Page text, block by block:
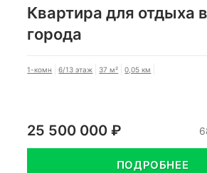
Квартира в Золотом
треугольнике 63 кв. м
2-комн 5/17 этаж 63 м² 1,2 км
25 500 000 ₽
ПОДРОБНЕЕ